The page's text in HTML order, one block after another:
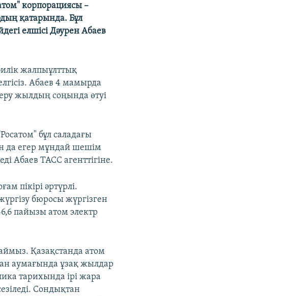
корпорациясы –
қатарында. Бұл
елшісі Дәурен Абаев
жалпыұлттық
Абаев 4 мамырда
жылдың соңында өтуі
бұл саладағы
да егер мұндай шешім
Абаев ТАСС агенттігіне.
пікірі әртүрлі.
бюросы жүргізген
пайызы атом электр
Қазақстанда атом
аумағында ұзақ жылдар
тарихында ірі жара
Сондықтан